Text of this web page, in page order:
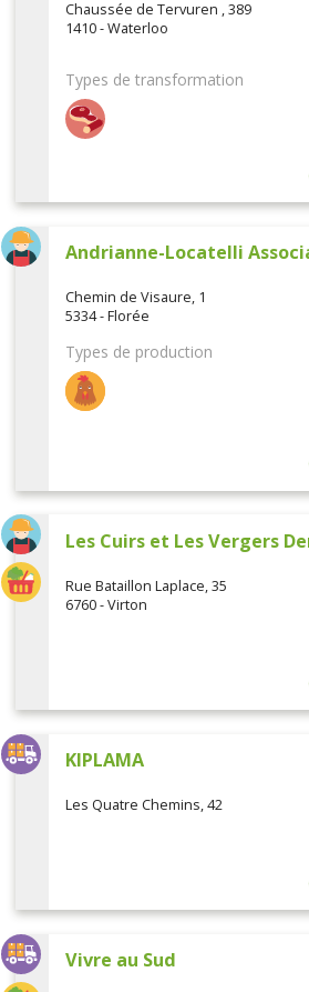
Chaussée de Tervuren , 389
1410 - Waterloo
Types de transformation
Andrianne-Locatelli
Chemin de Visaure, 1
5334 - Florée
Types de production
Les Cuirs et Les Vergers
Rue Bataillon Laplace, 35
6760 - Virton
KIPLAMA
Les Quatre Chemins, 42
Vivre au Sud